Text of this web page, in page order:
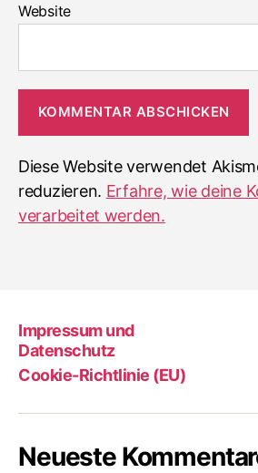
Website
Diese Website verwendet
reduzieren. Erfahre, wie deine
verarbeitet werden.
Impressum und
Datenschutz
Cookie-Richtlinie (EU)
Neueste